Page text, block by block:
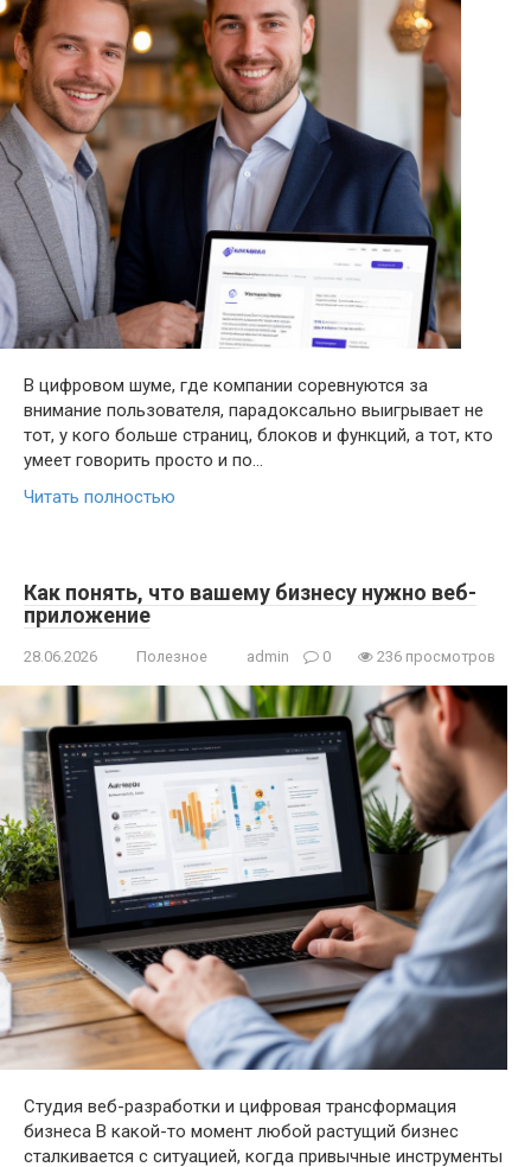
В цифровом шуме, где компании соревнуются за
внимание пользователя, парадоксально выигрывает не
тот, у кого больше страниц, блоков и функций, а тот, кто
умеет говорить просто и по…
Читать полностью
Как понять, что вашему бизнесу нужно веб-
приложение
28.06.2026 Полезное admin 0 236 просмотров
Студия веб-разработки и цифровая трансформация
бизнеса В какой-то момент любой растущий бизнес
сталкивается с ситуацией, когда привычные инструменты